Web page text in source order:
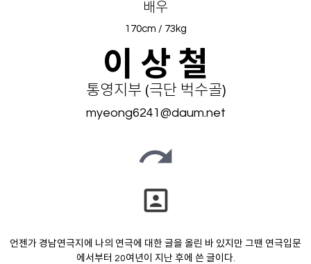
배우
170cm / 73kg
이 상 철
통영지부 (극단 벅수골)
myeong6241@daum.net
redo
portrait
언젠가 경남연극지에 나의 연극에 대한 글을 올린 바 있지만 그땐 연극입문
에서부터 20여년이 지난 후에 쓴 글이다.